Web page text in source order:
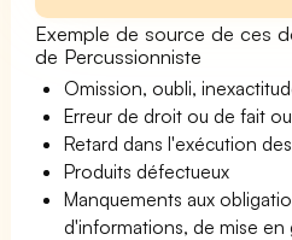
Exemple de source de ces
de Percussionniste
Omission, oubli,
Erreur de droit ou de fait
Retard dans l'exécution
Produits défectueux
Manquements aux
d'informations, de mise en